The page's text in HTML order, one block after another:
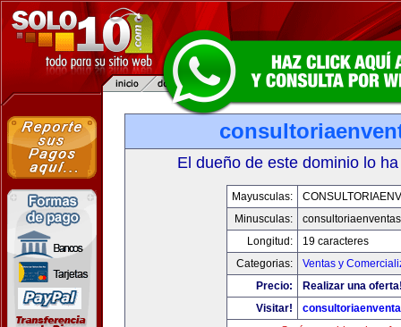
El dueño de este dominio lo
Mayusculas:
Minusculas:
Longitud:
19 caracteres
Categorias:
Ventas y
Precio:
Realizar una
Visitar!